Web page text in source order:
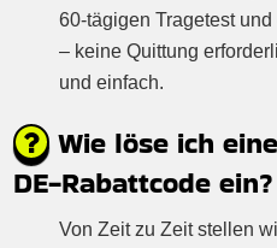
60-tägigen Tragetest
– keine Quittung
und einfach.
Wie löse ich
DE-Rabattcode ein?
Von Zeit zu Zeit stellen